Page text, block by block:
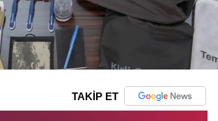
TAKİP ET